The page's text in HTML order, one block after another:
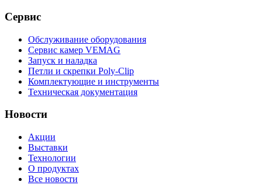
Сервис
Обслуживание оборудования
Сервис камер VEMAG
Запуск и наладка
Петли и скрепки Poly-Clip
Комплектующие и инструменты
Техническая документация
Новости
Акции
Выставки
Технологии
О продуктах
Все новости